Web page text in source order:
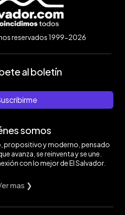
reservados 1999-2026
al boletín
somos
propositivo y moderno, pensado
avanza, se reinventa y se une.
con lo mejor de El Salvador.
mas ❯